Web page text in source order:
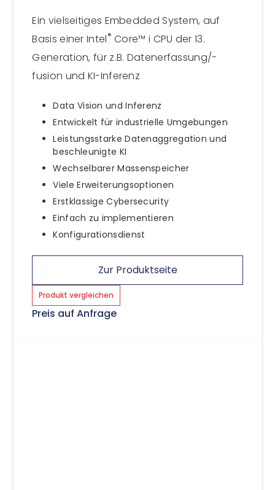
Ein vielseitiges Embedded System, auf
Basis einer Intel® Core™ i CPU der 13.
Generation, für z.B. Datenerfassung/-
fusion und KI-Inferenz
Data Vision und Inferenz
Entwickelt für industrielle Umgebungen
Leistungsstarke Datenaggregation und
beschleunigte KI
Wechselbarer Massenspeicher
Viele Erweiterungsoptionen
Erstklassige Cybersecurity
Einfach zu implementieren
Konfigurationsdienst
Zur Produktseite
Produkt vergleichen
Preis auf Anfrage